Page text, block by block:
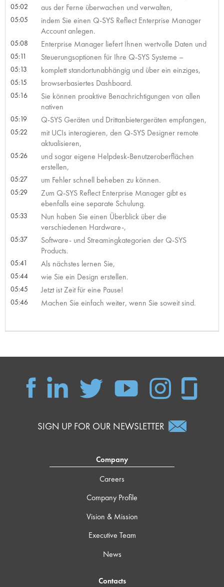
05:02 aus der Ferne überwachen und verwalten,
05:05
indem Sie einen Q-SYS Reflect Enterprise Manager
Account anlegen.
05:08 Enterprise Manager liefert Ihnen wertvolle Daten und
05:11 Steuerungsoptionen für Ihre Q-SYS Systeme –
05:13 komplett standortunabhängig und über ein einziges,
05:15 browserbasiertes Dashboard.
05:16
Sie können proaktive Benachrichtigungen von allen
nativen
05:19 Q-SYS Geräten und Drittanbietergeräten empfangen,
05:22
mit UCIs interagieren, den Q-SYS Designer remote
aktualisieren,
05:26
und sogar eigene Helpdesk-Benutzeroberflächen
erstellen,
05:27 um Fehler schnell beheben zu können.
05:29
Zum Q-SYS Reflect Enterprise Manager gibt es
ebenfalls eine separate Schulung.
05:33
Nun haben Sie einen Überblick über die
verschiedenen Hardware-,
05:37
Software- und Streamingkategorien der Q-SYS
Products.
05:41 Als nächstes lernen Sie,
05:44 wie Sie ein Design erstellen.
05:45 Jetzt ist Zeit für eine Pause!
05:46 Machen Sie einfach weiter, wenn Sie soweit sind.
SIGN UP FOR OUR NEWSLETTER
Company
Careers
Company Profile
Vision & Mission
Executive Team
News
Contacts